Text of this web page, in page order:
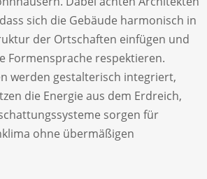
sich die Gebäude harmonisch in
der Ortschaften einfügen und
Formensprache respektieren.
werden gestalterisch integriert,
die Energie aus dem Erdreich,
sorgen für
ohne übermäßigen